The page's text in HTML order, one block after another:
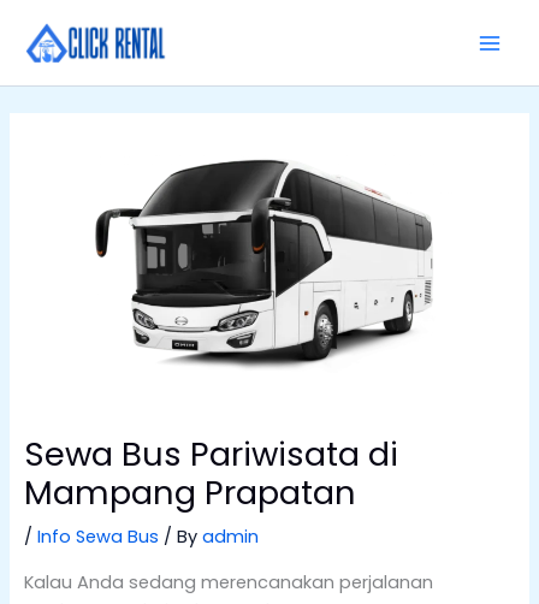
Sewa Bus Pariwisata di
Mampang Prapatan
/ Info Sewa Bus / By admin
Kalau Anda sedang merencanakan perjalanan